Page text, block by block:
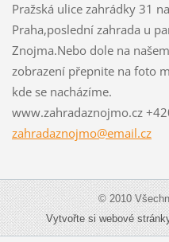
Pražská ulice zahrádky 31
Praha,poslední zahrada u
Znojma.Nebo dole na
zobrazení přepnite na foto
kde se nacházíme.
www.zahradaznojmo.cz
zahradaznojmo@email.cz
© 2010
Vytvořte si webové